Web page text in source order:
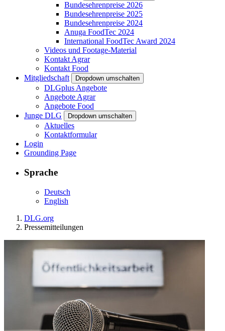
Bundesehrenpreise 2026
Bundesehrenpreise 2025
Bundesehrenpreise 2024
Anuga FoodTec 2024
International FoodTec Award 2024
Videos und Footage-Material
Kontakt Agrar
Kontakt Food
Mitgliedschaft
Dropdown umschalten
DLGplus Angebote
Angebote Agrar
Angebote Food
Junge DLG
Dropdown umschalten
Aktuelles
Kontaktformular
Login
Grounding Page
Sprache
Deutsch
English
DLG.org
Pressemitteilungen